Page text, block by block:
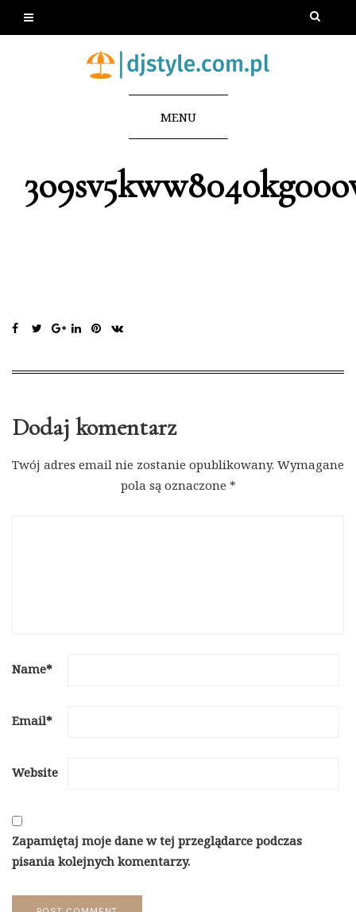
MENU
Dodaj komentarz
Twój adres email nie zostanie opublikowany. Wymagane
pola są oznaczone *
Name*
Email*
Website
Zapamiętaj moje dane w tej przeglądarce podczas
pisania kolejnych komentarzy.